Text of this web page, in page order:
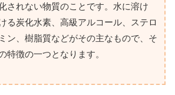
されない物質のことです。水に溶け
る炭化水素、高級アルコール、ステロ
ン、樹脂質などがその主なもので、そ
特徴の一つとなります。